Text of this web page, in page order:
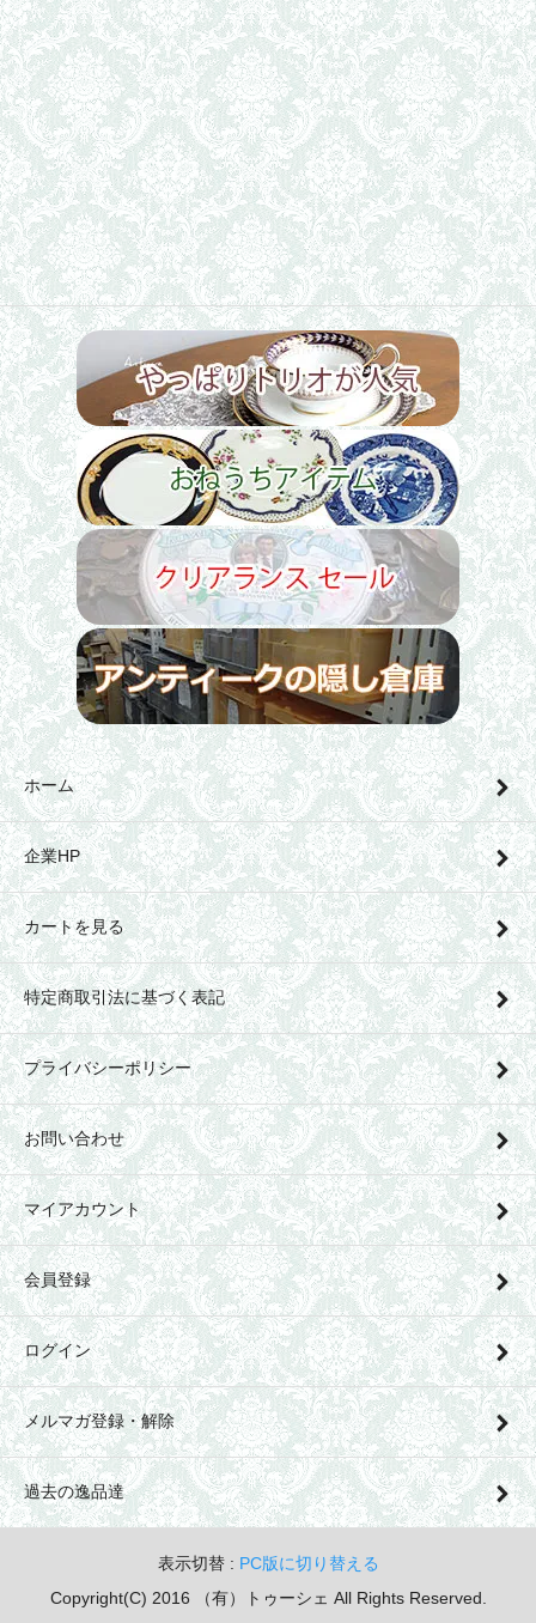
ホーム
企業HP
カートを見る
特定商取引法に基づく表記
プライバシーポリシー
お問い合わせ
マイアカウント
会員登録
ログイン
メルマガ登録・解除
過去の逸品達
表示切替 : PC版に切り替える
Copyright(C) 2016 （有）トゥーシェ All Rights Reserved.